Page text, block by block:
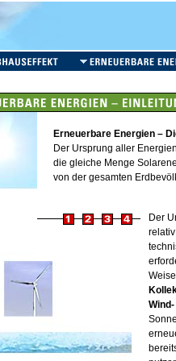
Erneuerbare Energien –
Der Ursprung aller
die gleiche Menge
von der gesamten
Der